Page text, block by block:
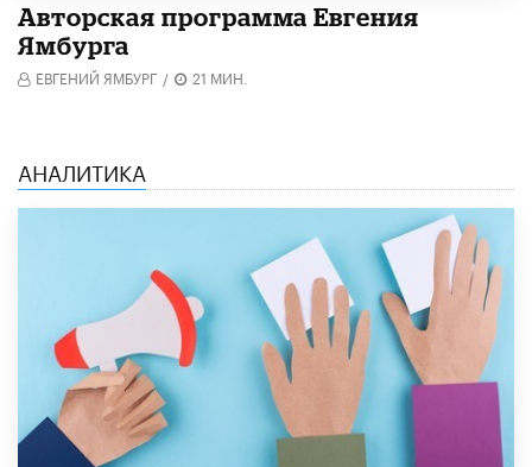
Авторская программа Евгения
Ямбурга
ЕВГЕНИЙ ЯМБУРГ / 21 МИН.
АНАЛИТИКА